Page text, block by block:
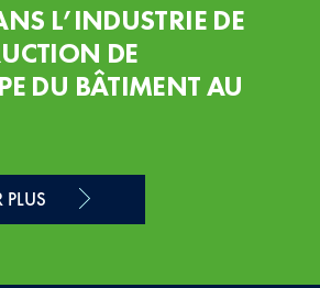
L’INDUSTRIE DE
DE
DU BÂTIMENT AU
PLUS